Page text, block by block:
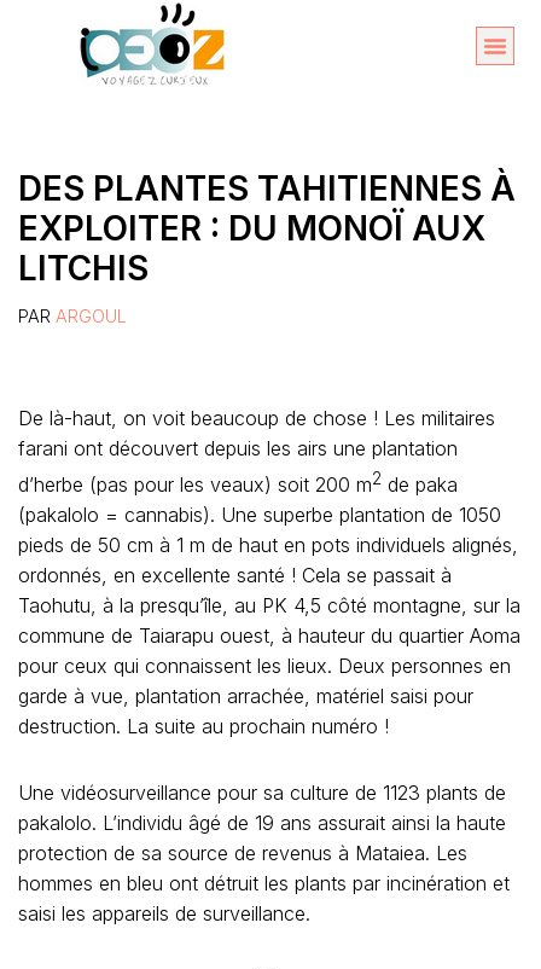
DES PLANTES TAHITIENNES À
EXPLOITER : DU MONOÏ AUX
LITCHIS
PAR ARGOUL
De là-haut, on voit beaucoup de chose ! Les militaires
farani ont découvert depuis les airs une plantation
d’herbe (pas pour les veaux) soit 200 m2 de paka
(pakalolo = cannabis). Une superbe plantation de 1050
pieds de 50 cm à 1 m de haut en pots individuels alignés,
ordonnés, en excellente santé ! Cela se passait à
Taohutu, à la presqu’île, au PK 4,5 côté montagne, sur la
commune de Taiarapu ouest, à hauteur du quartier Aoma
pour ceux qui connaissent les lieux. Deux personnes en
garde à vue, plantation arrachée, matériel saisi pour
destruction. La suite au prochain numéro !
Une vidéosurveillance pour sa culture de 1123 plants de
pakalolo. L’individu âgé de 19 ans assurait ainsi la haute
protection de sa source de revenus à Mataiea. Les
hommes en bleu ont détruit les plants par incinération et
saisi les appareils de surveillance.